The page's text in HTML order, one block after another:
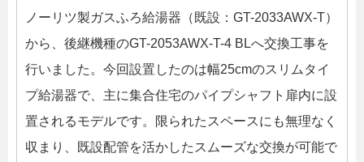
ノーリツ製ガスふろ給湯器（既設：GT-2033AWX-T）
から、後継機種のGT-2053AWX-T-4 BLへ交換工事を
行いました。今回設置したのは幅25cmのスリムタイ
プ給湯器で、主に集合住宅のパイプシャフト扉内に設
置されるモデルです。限られたスペースにも無理なく
収まり、既設配管を活かしたスムーズな交換が可能で